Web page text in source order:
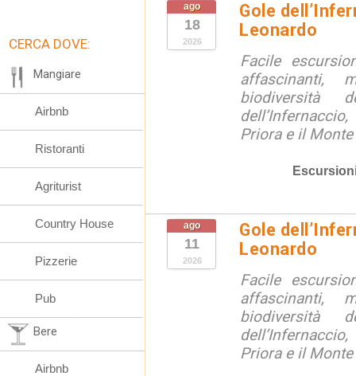
ago
18
2026
Gole
Leonardo
Facile
affascinanti,
biodiversità
Priora e il
ago
11
2026
Gole
Leonardo
Facile
affascinanti,
biodiversità
Priora e il
CERCA DOVE:
Mangiare
Airbnb
Ristoranti
Agriturist
Country House
Pizzerie
Pub
Bere
Airbnb